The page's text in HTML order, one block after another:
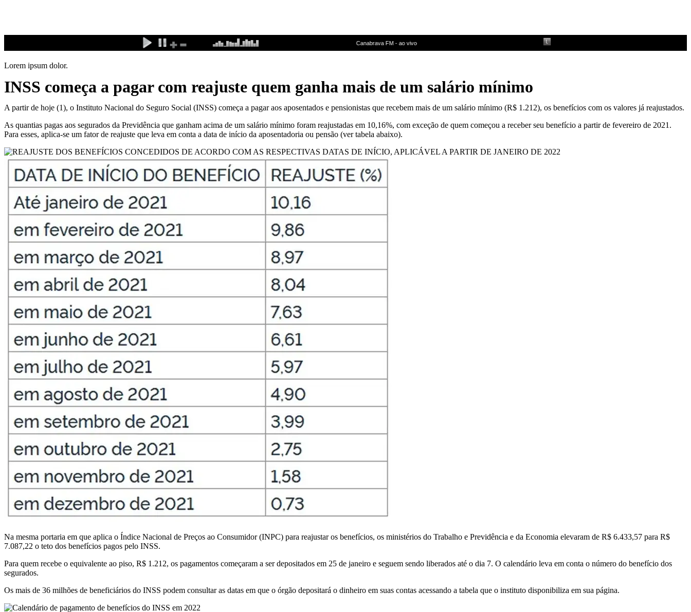
conteúdo
Lorem ipsum dolor.
INSS começa a pagar com reajuste quem ganha mais de um salário mínimo
A partir de hoje (1), o Instituto Nacional do Seguro Social (INSS) começa a pagar aos aposentados e pensionistas que recebem mais de um salário mínimo (R$ 1.212), os benefícios com os valores já reajustados.
As quantias pagas aos segurados da Previdência que ganham acima de um salário mínimo foram reajustadas em 10,16%, com exceção de quem começou a receber seu benefício a partir de fevereiro de 2021.
Para esses, aplica-se um fator de reajuste que leva em conta a data de início da aposentadoria ou pensão (ver tabela abaixo).
Na mesma portaria em que aplica o Índice Nacional de Preços ao Consumidor (INPC) para reajustar os benefícios, os ministérios do Trabalho e Previdência e da Economia elevaram de R$ 6.433,57 para R$
7.087,22 o teto dos benefícios pagos pelo INSS.
Para quem recebe o equivalente ao piso, R$ 1.212, os pagamentos começaram a ser depositados em 25 de janeiro e seguem sendo liberados até o dia 7. O calendário leva em conta o número do benefício dos
segurados.
Os mais de 36 milhões de beneficiários do INSS podem consultar as datas em que o órgão depositará o dinheiro em suas contas acessando a tabela que o instituto disponibiliza em sua página.